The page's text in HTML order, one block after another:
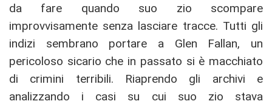
da fare quando suo zio scompare
improvvisamente senza lasciare tracce. Tutti gli
indizi sembrano portare a Glen Fallan, un
pericoloso sicario che in passato si è macchiato
di crimini terribili. Riaprendo gli archivi e
analizzando i casi su cui suo zio stava